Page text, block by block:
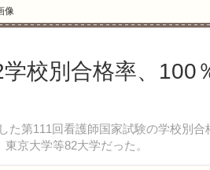
像
校別合格率、100
第111回看護師国家試験の学校別
京大学等82大学だった。